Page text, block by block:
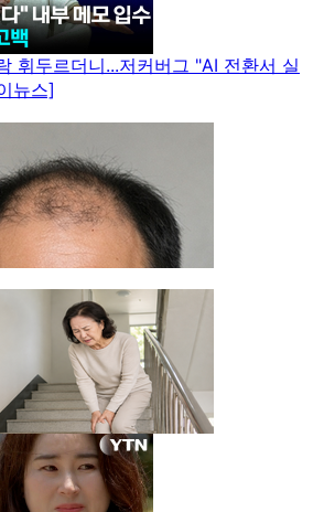
휘두르더니...저커버그 "AI 전환서 실
뉴스]